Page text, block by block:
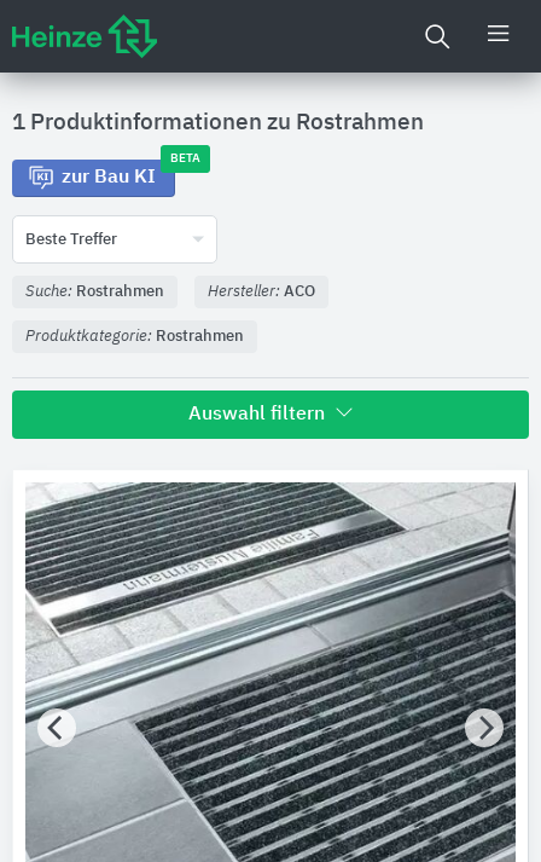
1 Produktinformationen zu Rostrahmen
zur Bau KI
BETA
Beste Treffer
Suche: Rostrahmen Hersteller: ACO
Produktkategorie: Rostrahmen
Auswahl filtern
ACO
Produktkategorie
Rostrahmen
Werkstoff
Bitte auswählen